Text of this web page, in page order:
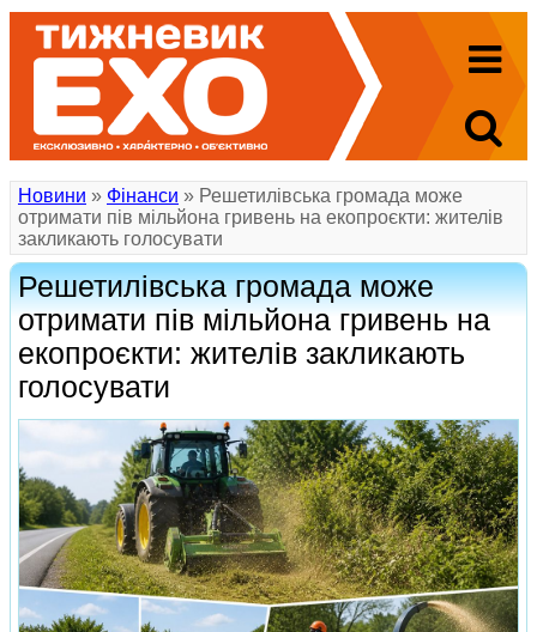
Новини » Фінанси » Решетилівська громада може
отримати пів мільйона гривень на екопроєкти: жителів
закликають голосувати
Решетилівська громада може
отримати пів мільйона гривень на
екопроєкти: жителів закликають
голосувати